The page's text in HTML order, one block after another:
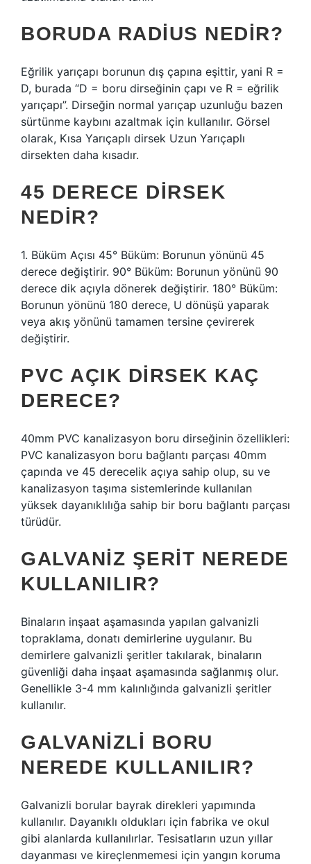
BORUDA RADIUS NEDIR?
Eğrilik yarıçapı borunun dış çapına eşittir, yani R =
D, burada “D = boru dirseğinin çapı ve R = eğrilik
yarıçapı”. Dirseğin normal yarıçap uzunluğu bazen
sürtünme kaybını azaltmak için kullanılır. Görsel
olarak, Kısa Yarıçaplı dirsek Uzun Yarıçaplı
dirsekten daha kısadır.
45 DERECE DIRSEK
NEDIR?
1. Büküm Açısı 45° Büküm: Borunun yönünü 45
derece değiştirir. 90° Büküm: Borunun yönünü 90
derece dik açıyla dönerek değiştirir. 180° Büküm:
Borunun yönünü 180 derece, U dönüşü yaparak
veya akış yönünü tamamen tersine çevirerek
değiştirir.
PVC AÇIK DIRSEK KAÇ
DERECE?
40mm PVC kanalizasyon boru dirseğinin özellikleri:
PVC kanalizasyon boru bağlantı parçası 40mm
çapında ve 45 derecelik açıya sahip olup, su ve
kanalizasyon taşıma sistemlerinde kullanılan
yüksek dayanıklılığa sahip bir boru bağlantı parçası
türüdür.
GALVANIZ ŞERIT NEREDE
KULLANILIR?
Binaların inşaat aşamasında yapılan galvanizli
topraklama, donatı demirlerine uygulanır. Bu
demirlere galvanizli şeritler takılarak, binaların
güvenliği daha inşaat aşamasında sağlanmış olur.
Genellikle 3-4 mm kalınlığında galvanizli şeritler
kullanılır.
GALVANIZLI BORU
NEREDE KULLANILIR?
Galvanizli borular bayrak direkleri yapımında
kullanılır. Dayanıklı oldukları için fabrika ve okul
gibi alanlarda kullanılırlar. Tesisatların uzun yıllar
dayanması ve kireçlenmemesi için yangın koruma